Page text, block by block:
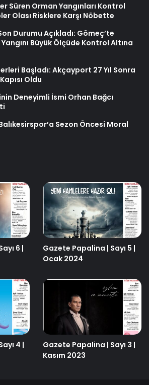
Süren Orman Yangınları Kontrol
Olası Risklere Karşı Nöbette
Durumu Açıkladı: Gömeç’te
Büyük Ölçüde Kontrol Altına
Başladı: Akçayport 27 Yıl Sonra
Oldu
Deneyimli İsmi Orhan Bağcı
Sezon Öncesi Moral
6 |
Gazete Papalina | Sayı 5 |
Ocak 2024
4 |
Gazete Papalina | Sayı 3 |
Kasım 2023